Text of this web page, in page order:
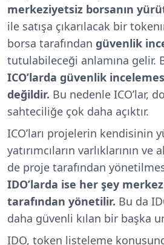
merkeziyetsiz borsanın
ile satışa çıkarılacak bir
borsa tarafından güvenlik
tutulabileceği anlamına gelir.
ICO’larda güvenlik
değildir. Bu nedenle ICO’lar,
sahteciliğe çok daha açıktır.
ICO’ları projelerin kendisinin
yatırımcıların varlıklarının ve
de proje tarafından
IDO’larda ise her şey
tarafından yönetilir. Bu da
daha güvenli kılan bir başka
IDO, token listeleme